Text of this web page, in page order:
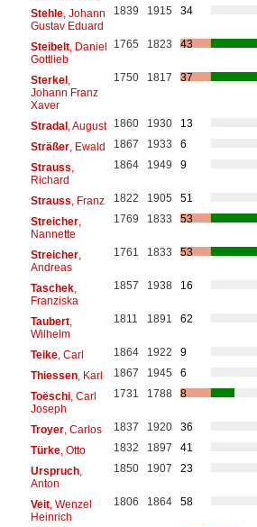
Stehle, Johann
Gustav Eduard
1839 1915 34
Steibelt, Daniel
Gottlieb
1765 1823 43
Sterkel,
Johann Franz
Xaver
1750 1817 37
Stradal, August 1860 1930
13
Sträßer, Ewald 1867 1933
6
Strauss
Richard
1864 1949 9
Strauss , Franz 1822 1905
51
Streicher,
Nannette
1769 1833 53
Streicher,
Andreas
1761 1833 53
Taschek,
Franziska
1857 1938 16
Taubert,
Wilhelm
1811 1891 62
Teike, Carl 1864 1922
9
Thiessen, Karl 1867 1945
6
Toëschi, Carl
Joseph
1731 1788 8
Troyer, Carlos 1837 1920
36
Türke, Otto 1832 1897
41
Urspruch,
Anton
1850 1907 23
Veit, Wenzel
Heinrich
1806 1864 58